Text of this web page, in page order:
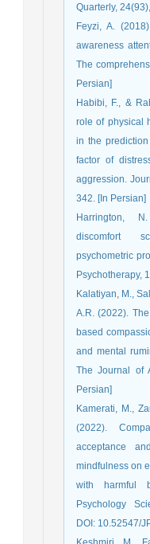
Quarterly,
Feyzi, A.
awareness
The
Persian]
Habibi, F., &
role of physical
in the
factor of
aggression.
342. [In Persian]
Harrington,
discomfort
psychometric
Psychotherapy,
Kalatiyan, M.,
A.R. (2022).
based
and mental
The Journal of
Persian]
Kamerati, M.,
(2022).
acceptance
mindfulness on
with harmful
Psychology
DOI: 10.52547/